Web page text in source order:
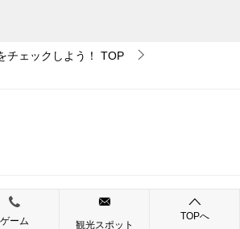
チェックしよう！
TOP
チェックしよう！
ゲーム 観光スポット
TOPへ